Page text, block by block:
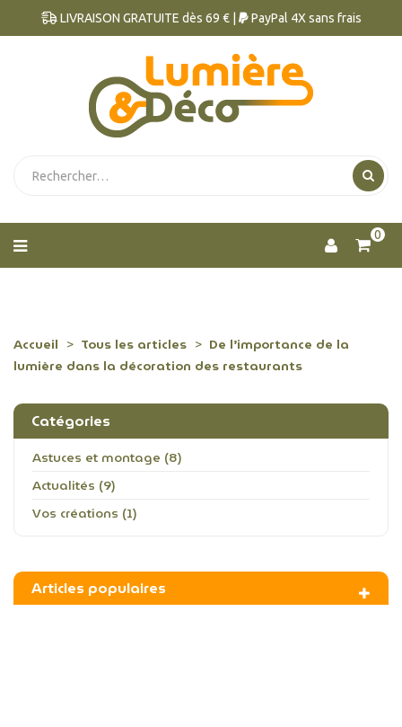
LIVRAISON GRATUITE dès 69 € | PayPal 4X sans frais
0
Accueil Tous les articles
De l’importance de la
lumière dans la décoration des restaurants
Catégories
Astuces et montage (8)
Actualités (9)
Vos créations (1)
Articles populaires